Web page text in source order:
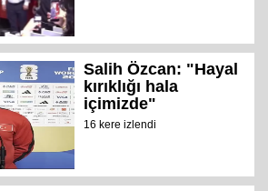
Salih Özcan: "Hayal
kırıklığı hala
içimizde"
16 kere izlendi